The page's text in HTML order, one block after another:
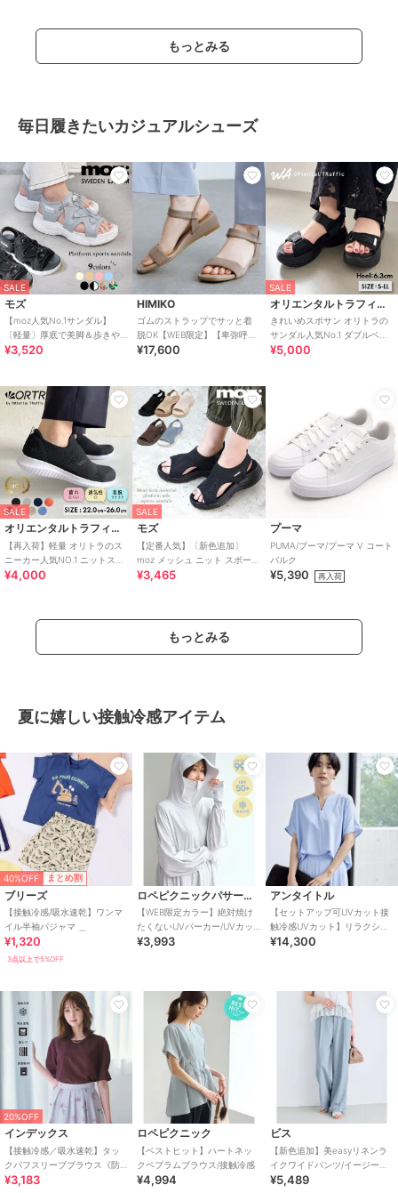
もっとみる
毎日履きたいカジュアルシューズ
SALE
モズ
【moz人気No.1サンダル】
〔軽量〕厚底で美脚＆歩きや
すい！疲れにくいフィット感
¥3,520
HIMIKO
ゴムのストラップでサッと着
脱OK【WEB限定】【卑弥呼
26SS】ゴムストラップサンダ
¥17,600
SALE
オリエンタルトラフィック
きれいめスポサン オリトラの
サンダル人気No.1 ダブルベル
ト スポーツサンダル /42207
¥5,000
SALE
オリエンタルトラフィック
【再入荷】軽量 オリトラのス
ニーカー人気NO.1 ニットスニ
ーカー スリッポン /3709
¥4,000
SALE
モズ
【定番人気】〔新色追加〕
moz メッシュ ニット スポーツ
サンダル
¥3,465
プーマ
PUMA/プーマ/プーマ V コート
バルク
¥5,390 再入荷
もっとみる
夏に嬉しい接触冷感アイテム
40%OFF まとめ割
ブリーズ
【接触冷感/吸水速乾】ワンマ
¥1,320
3点以上で5%OFF
ロペピクニックパサージュ
【WEB限定カラー】絶対焼け
たくないUVパーカー/UVカッ
ト・接触冷感
¥3,993
アンタイトル
【セットアップ可UVカット接
触冷感UVカット】リラクシー
キーVネックブラウス
¥14,300
20%OFF
インデックス
【接触冷感／吸水速乾】タッ
クパフスリーブブラウス《防
シワ／洗濯機OK／XS～3L／
¥3,183
ロペピクニック
【ベストヒット】ハートネッ
クペプラムブラウス/接触冷感
¥4,994
ビス
【新色追加】美easyリネンラ
イクワイドパンツ/イージーケ
ア・接触冷感・セットアップ
¥5,489